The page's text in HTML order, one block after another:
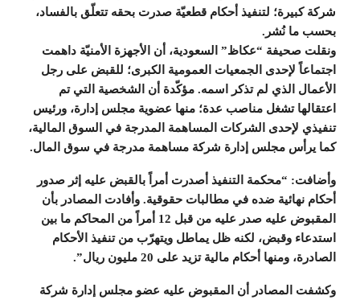
شركة كبيرة؛ لتنفيذ أحكام قطعيّة صدرت بحقه تتعلّق بالفساد،
بحسب ما نُشر.
ونقلت صحيفة “عكاظ” السعودية، أن الأجهزة الأمنيّة داهمت
اجتماعاً لإحدى الجمعيات العمومية الكبرى؛ للقبض على رجل
الأعمال الذي لم تذكر اسمه. مؤكّدة أن الشخصية التي تم
اعتقالها تشغل مناصب عدة؛ منها عضوية مجلس إدارة، ورئيس
تنفيذي لإحدى الشركات المساهمة المدرجة في السوق المالية،
كما يرأس مجلس إدارة شركة مساهمة مدرجة في سوق المال.
وأضافت: “محكمة التنفيذ أصدرت أمراً بالقبض عليه إثر صدور
أحكام نهائية ضده في مطالبات حقوقية. وأفادت المصادر بأن
المقبوض عليه صدر عليه من قبل 12 أمراً من المحاكم ما بين
استدعاء وقبض، لكنه ظل يماطل ويتهرّب من تنفيذ الأحكام
الصادرة، ومنها أحكام مالية تزيد على 20 مليون ريال”.
وكشفت المصادر أن المقبوض عليه عضو مجلس إدارة شركة